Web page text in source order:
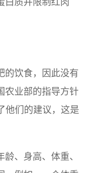
白质并限制红肉
的饮食，因此没有
农业部的指导方针
他们的建议，这是
、身高、体重、